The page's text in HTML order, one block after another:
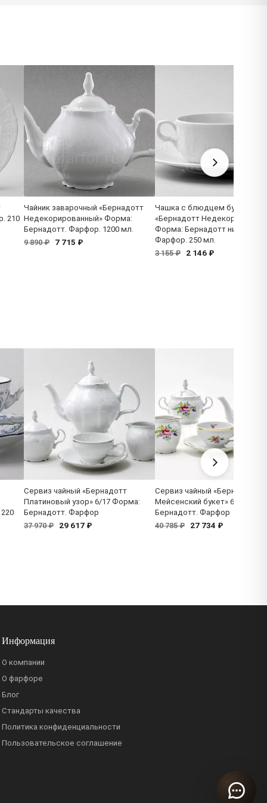
210
Чайник заварочный «Бернадотт
Недекорированный» Форма:
Бернадотт. Фарфор. 1200 мл.
9 890 ₽
7 715 ₽
Чашка с блюдцем бульонная
«Бернадотт
Форма: Бернадотт низкая.
Фарфор. 250 мл.
3 155 ₽
2 146 ₽
Сервиз чайный «Бернадотт
Платиновый узор» 6/17 Форма:
Бернадотт. Фарфор
37 970 ₽
29 617 ₽
Сервиз чайный «Бернадотт
Мейсенский букет» 6/17
Бернадотт. Фарфор
40 785 ₽
27 734 ₽
Информация
О компании
О фарфоре
Блог
Стандарты качества
Политика конфиденциальности
Пользовательское соглашение